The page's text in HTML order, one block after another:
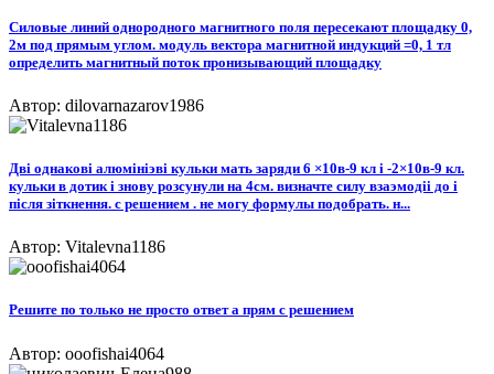
Силовые линий однородного магнитного поля пересекают площадку 0,
2м под прямым углом. модуль вектора магнитной индукций =0, 1 тл
определить магнитный поток пронизывающий площадку
Автор: dilovarnazarov1986
Двi однаковi алюмiнiэвi кульки мать заряди 6 ×10в-9 кл i -2×10в-9 кл.
кульки в дотик i знову розсунули на 4см. визначте силу взаэмодii до i
пiсля зiткнення. с решением . не могу формулы подобрать. н...
Автор: Vitalevna1186
Решите по только не просто ответ а прям с решением
Автор: ooofishai4064